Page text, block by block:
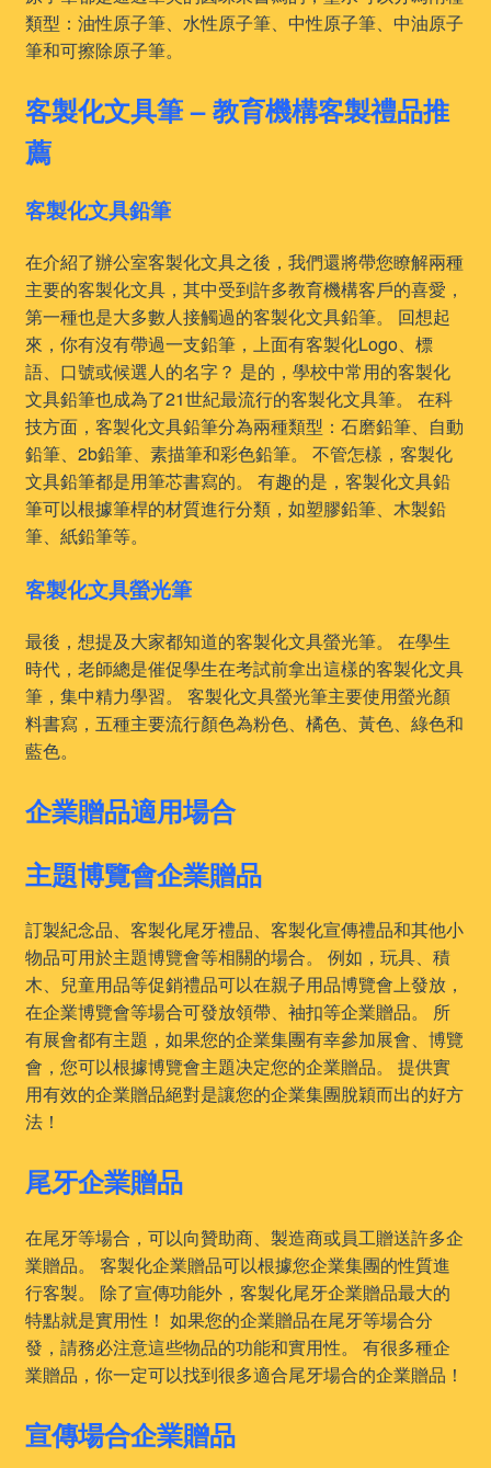
類型：油性原子筆、水性原子筆、中性原子筆、中油原子
筆和可擦除原子筆。
客製化文具筆 – 教育機構客製禮品推
薦
客製化文具鉛筆
在介紹了辦公室客製化文具之後，我們還將帶您瞭解兩種
主要的客製化文具，其中受到許多教育機構客戶的喜愛，
第一種也是大多數人接觸過的客製化文具鉛筆。 回想起
來，你有沒有帶過一支鉛筆，上面有客製化Logo、標
語、口號或候選人的名字？ 是的，學校中常用的客製化
文具鉛筆也成為了21世紀最流行的客製化文具筆。 在科
技方面，客製化文具鉛筆分為兩種類型：石磨鉛筆、自動
鉛筆、2b鉛筆、素描筆和彩色鉛筆。 不管怎樣，客製化
文具鉛筆都是用筆芯書寫的。 有趣的是，客製化文具鉛
筆可以根據筆桿的材質進行分類，如塑膠鉛筆、木製鉛
筆、紙鉛筆等。
客製化文具螢光筆
最後，想提及大家都知道的客製化文具螢光筆。 在學生
時代，老師總是催促學生在考試前拿出這樣的客製化文具
筆，集中精力學習。 客製化文具螢光筆主要使用螢光顏
料書寫，五種主要流行顏色為粉色、橘色、黃色、綠色和
藍色。
企業贈品適用場合
主題博覽會企業贈品
訂製紀念品、客製化尾牙禮品、客製化宣傳禮品和其他小
物品可用於主題博覽會等相關的場合。 例如，玩具、積
木、兒童用品等促銷禮品可以在親子用品博覽會上發放，
在企業博覽會等場合可發放領帶、袖扣等企業贈品。 所
有展會都有主題，如果您的企業集團有幸參加展會、博覽
會，您可以根據博覽會主題决定您的企業贈品。 提供實
用有效的企業贈品絕對是讓您的企業集團脫穎而出的好方
法！
尾牙企業贈品
在尾牙等場合，可以向贊助商、製造商或員工贈送許多企
業贈品。 客製化企業贈品可以根據您企業集團的性質進
行客製。 除了宣傳功能外，客製化尾牙企業贈品最大的
特點就是實用性！ 如果您的企業贈品在尾牙等場合分
發，請務必注意這些物品的功能和實用性。 有很多種企
業贈品，你一定可以找到很多適合尾牙場合的企業贈品！
宣傳場合企業贈品